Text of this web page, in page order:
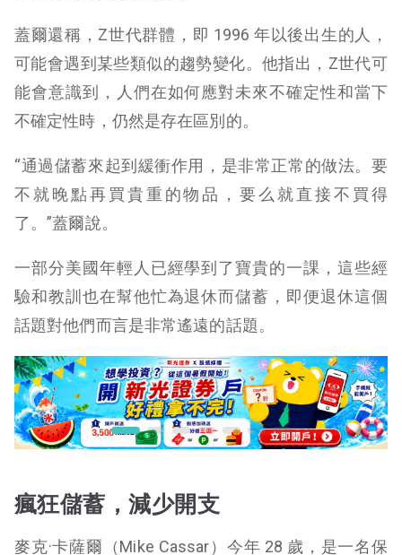
蓋爾還稱，Z世代群體，即 1996 年以後出生的人，
可能會遇到某些類似的趨勢變化。他指出，Z世代可
能會意識到，人們在如何應對未來不確定性和當下
不確定性時，仍然是存在區別的。
“通過儲蓄來起到緩衝作用，是非常正常的做法。要
不就晚點再買貴重的物品，要么就直接不買得
了。”蓋爾說。
一部分美國年輕人已經學到了寶貴的一課，這些經
驗和教訓也在幫他忙為退休而儲蓄，即便退休這個
話題​​對他們而言是非常遙遠的話題。
瘋狂儲蓄，減少開支
麥克·卡薩爾（Mike Cassar）今年 28 歲，是一名保